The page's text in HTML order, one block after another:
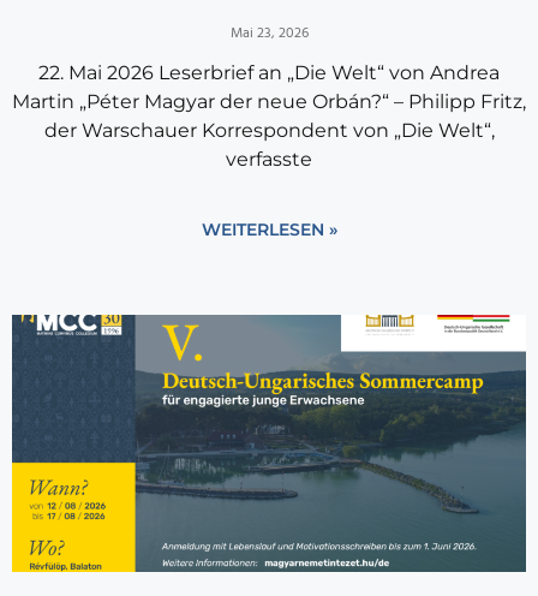
Mai 23, 2026
22. Mai 2026 Leserbrief an „Die Welt“ von Andrea
Martin „Péter Magyar der neue Orbán?“ – Philipp Fritz,
der Warschauer Korrespondent von „Die Welt“,
verfasste
WEITERLESEN »